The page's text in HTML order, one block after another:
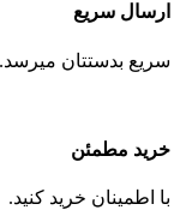
ارسال سریع
سریع بدستتان میرسد.
خرید مطمئن
با اطمینان خرید کنید.